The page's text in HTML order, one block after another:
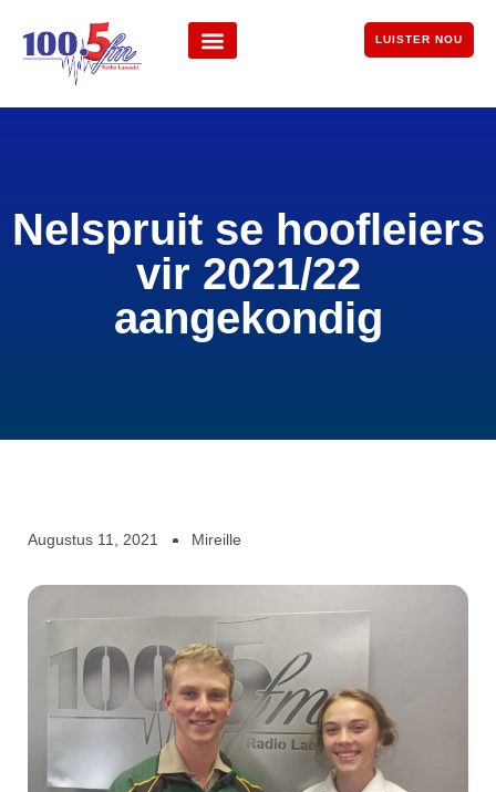
LUISTER NOU
Nelspruit se hoofleiers
vir 2021/22
aangekondig
Augustus 11, 2021 Mireille